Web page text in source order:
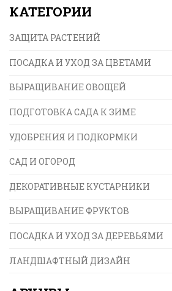
происходит, если запустить
простые советы, как вернуть
КАТЕГОРИИ
ЗАЩИТА РАСТЕНИЙ
ПОСАДКА И УХОД ЗА ЦВЕТАМИ
ВЫРАЩИВАНИЕ ОВОЩЕЙ
ПОДГОТОВКА САДА К ЗИМЕ
УДОБРЕНИЯ И ПОДКОРМКИ
САД И ОГОРОД
ДЕКОРАТИВНЫЕ КУСТАРНИКИ
ВЫРАЩИВАНИЕ ФРУКТОВ
ПОСАДКА И УХОД ЗА ДЕРЕВЬЯМИ
ЛАНДШАФТНЫЙ ДИЗАЙН